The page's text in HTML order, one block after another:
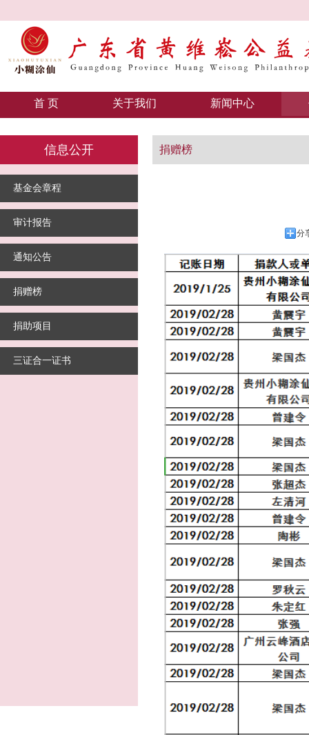
首 页 关于我们 新闻中心
信息公开
基金会章程
审计报告
通知公告
捐赠榜
捐助项目
三证合一证书
捐赠榜
分